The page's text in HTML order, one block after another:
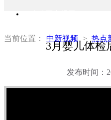
当前位置： 中新视频 > 热点
3月婴儿体检
发布时间：